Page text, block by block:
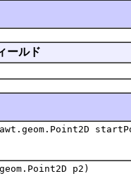
ールド
p2)